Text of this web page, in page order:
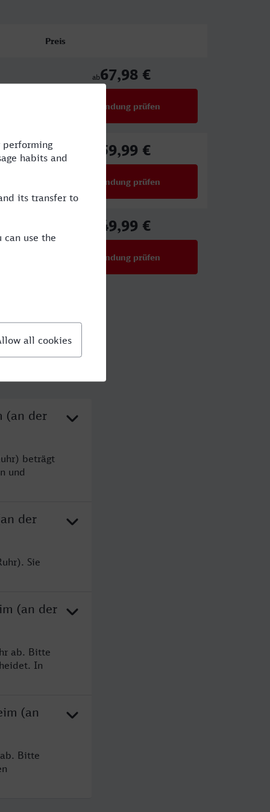
Preis
ab67,98 €
Verbindung prüfen
59,99 €
Verbindung prüfen
49,99 €
Verbindung prüfen
(an der
beträgt
und
der
Sie
(an der
ab. Bitte
In
(an
Bitte